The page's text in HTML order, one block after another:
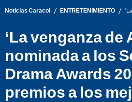
Noticias Caracol / ENTRETENIMIENTO /
‘La venganza de
nominada a los
Drama Awards
premios a los